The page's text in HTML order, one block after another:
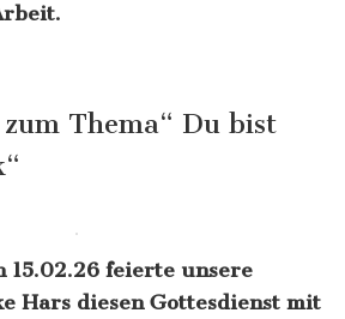
Thema“ Du bist
15.02.26 feierte unsere
Hars diesen Gottesdienst mit